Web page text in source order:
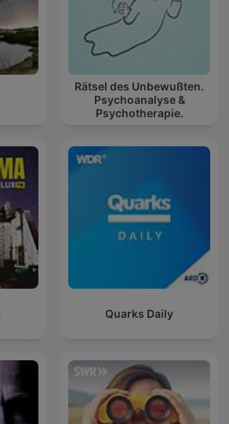
Rätsel des Unbewußten.
Psychoanalyse &
Psychotherapie.
Quarks Daily